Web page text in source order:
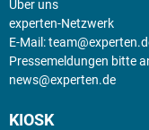
Über uns
experten-Netzwerk
E-Mail:
Pressemeldungen bitte
news@experten.de
KIOSK